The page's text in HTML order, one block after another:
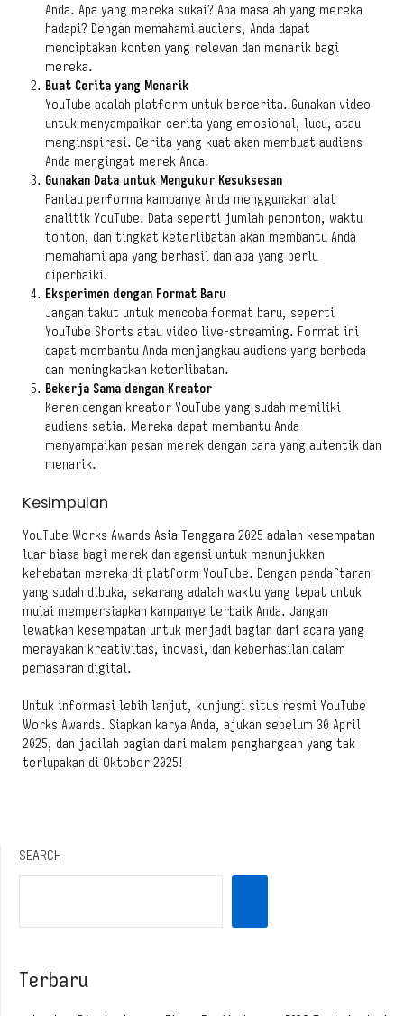
Anda. Apa yang mereka sukai? Apa masalah yang mereka
hadapi? Dengan memahami audiens, Anda dapat
menciptakan konten yang relevan dan menarik bagi
mereka.
Buat Cerita yang Menarik
YouTube adalah platform untuk bercerita. Gunakan video
untuk menyampaikan cerita yang emosional, lucu, atau
menginspirasi. Cerita yang kuat akan membuat audiens
Anda mengingat merek Anda.
Gunakan Data untuk Mengukur Kesuksesan
Pantau performa kampanye Anda menggunakan alat
analitik YouTube. Data seperti jumlah penonton, waktu
tonton, dan tingkat keterlibatan akan membantu Anda
memahami apa yang berhasil dan apa yang perlu
diperbaiki.
Eksperimen dengan Format Baru
Jangan takut untuk mencoba format baru, seperti
YouTube Shorts atau video live-streaming. Format ini
dapat membantu Anda menjangkau audiens yang berbeda
dan meningkatkan keterlibatan.
Bekerja Sama dengan Kreator
Keren dengan kreator YouTube yang sudah memiliki
audiens setia. Mereka dapat membantu Anda
menyampaikan pesan merek dengan cara yang autentik dan
menarik.
Kesimpulan
YouTube Works Awards Asia Tenggara 2025 adalah kesempatan
luar biasa bagi merek dan agensi untuk menunjukkan
kehebatan mereka di platform YouTube. Dengan pendaftaran
yang sudah dibuka, sekarang adalah waktu yang tepat untuk
mulai mempersiapkan kampanye terbaik Anda. Jangan
lewatkan kesempatan untuk menjadi bagian dari acara yang
merayakan kreativitas, inovasi, dan keberhasilan dalam
pemasaran digital.
Untuk informasi lebih lanjut, kunjungi situs resmi YouTube
Works Awards. Siapkan karya Anda, ajukan sebelum 30 April
2025, dan jadilah bagian dari malam penghargaan yang tak
terlupakan di Oktober 2025!
SEARCH
Terbaru